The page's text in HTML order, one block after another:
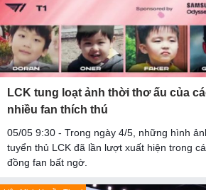
LCK tung loạt ảnh thời thơ ấu của
nhiều fan thích thú
05/05 9:30 - Trong ngày 4/5, những hình
tuyển thủ LCK đã lần lượt xuất hiện trong
đồng fan bất ngờ.